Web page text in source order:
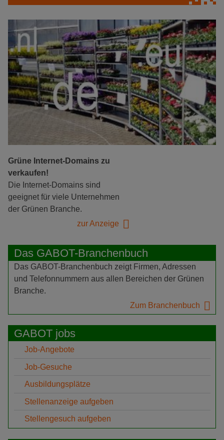
Grüne Internet-Domains zu
verkaufen!
Die Internet-Domains sind
geeignet für viele Unternehmen
der Grünen Branche.
zur Anzeige
Das GABOT-Branchenbuch
Das GABOT-Branchenbuch zeigt Firmen, Adressen
und Telefonnummern aus allen Bereichen der Grünen
Branche.
Zum Branchenbuch
GABOT jobs
Job-Angebote
Job-Gesuche
Ausbildungsplätze
Stellenanzeige aufgeben
Stellengesuch aufgeben